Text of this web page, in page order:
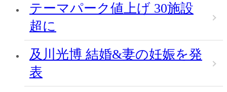
テーマパーク値上げ 30施設
超に
及川光博 結婚&妻の妊娠を発
表